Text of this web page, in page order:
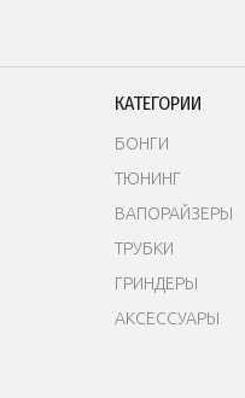
КАТЕГОРИИ
БОНГИ
ТЮНИНГ
ВАПОРАЙЗЕРЫ
ТРУБКИ
ГРИНДЕРЫ
АКСЕССУАРЫ